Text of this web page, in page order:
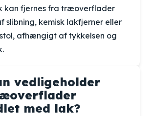
kan fjernes fra træoverflader
slibning, kemisk lakfjerner eller
afhængigt af tykkelsen og
vedligeholder
med lak?